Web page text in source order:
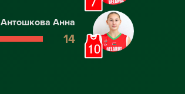
Антошкова Анна
14